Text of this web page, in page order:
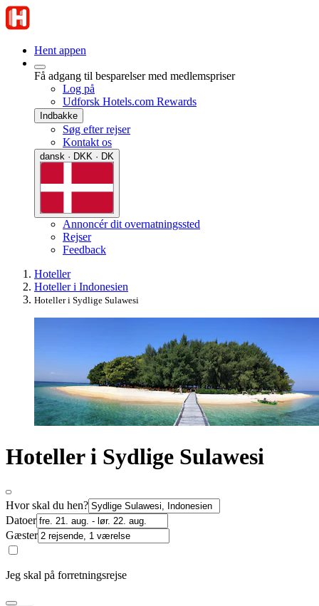
Hent appen
Få adgang til besparelser med medlemspriser
Log på
Udforsk Hotels.com Rewards
Indbakke
Søg efter rejser
Kontakt os
dansk · DKK · DK
Annoncér dit overnatningssted
Rejser
Feedback
Hoteller
Hoteller i Indonesien
Hoteller i Sydlige Sulawesi
Hoteller i Sydlige Sulawesi
Hvor skal du hen?
Datoer
Gæster
Jeg skal på forretningsrejse